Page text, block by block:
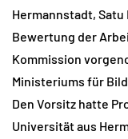
Hermannstadt, Satu
Bewertung der
Kommission
Ministeriums für
Den Vorsitz hatte
Universität aus